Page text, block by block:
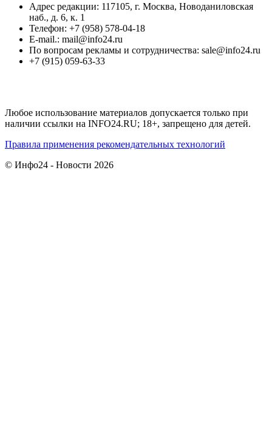
Адрес редакции: 117105, г. Москва, Новоданиловская
наб., д. 6, к. 1
Телефон: +7 (958) 578-04-18
E-mail.: mail@info24.ru
По вопросам рекламы и сотрудничества: sale@info24.ru
+7 (915) 059-63-33
Любое использование материалов допускается только при
наличии ссылки на INFO24.RU; 18+, запрещено для детей.
Правила применения рекомендательных технологий
© Инфо24 - Новости 2026